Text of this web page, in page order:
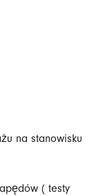
na stanowisku
( testy